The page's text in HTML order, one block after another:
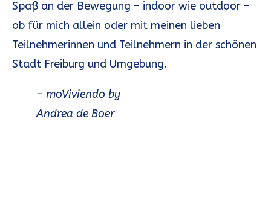
Spaß an der Bewegung – indoor wie outdoor –
ob für mich allein oder mit meinen lieben
Teilnehmerinnen und Teilnehmern in der schönen
Stadt Freiburg und Umgebung.
– moViviendo by
Andrea de Boer